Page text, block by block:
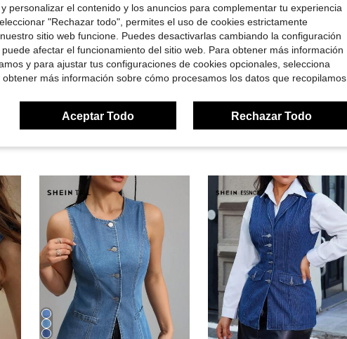
Útil (1)
personalizar el contenido y los anuncios para complementar tu experiencia
"Rechazar todo", permites el uso de cookies estrictamente
sitio web funcione. Puedes desactivarlas cambiando la configuración
afectar el funcionamiento del sitio web. Para obtener más información
y para ajustar tus configuraciones de cookies opcionales, selecciona
más información sobre cómo procesamos los datos que recopilamos,
Aceptar Todo Rechazar Todo